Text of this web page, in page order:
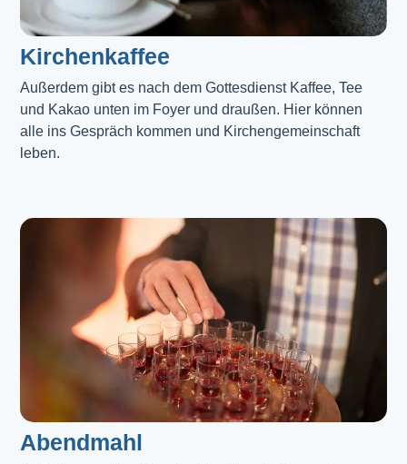
Kirchenkaffee
Außerdem gibt es nach dem Gottesdienst Kaffee, Tee
und Kakao unten im Foyer und draußen. Hier können
alle ins Gespräch kommen und Kirchengemeinschaft
leben.
Abendmahl​